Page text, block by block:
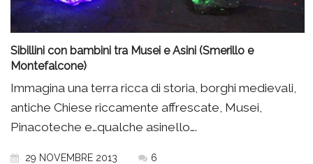
Sibillini con bambini tra Musei e Asini (Smerillo e
Montefalcone)
Immagina una terra ricca di storia, borghi medievali,
antiche Chiese riccamente affrescate, Musei,
Pinacoteche e…qualche asinello….
29 NOVEMBRE 2013 6